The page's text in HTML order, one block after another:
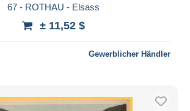
67 - ROTHAU - Elsass
± 11,52 $
Gewerblicher Händler